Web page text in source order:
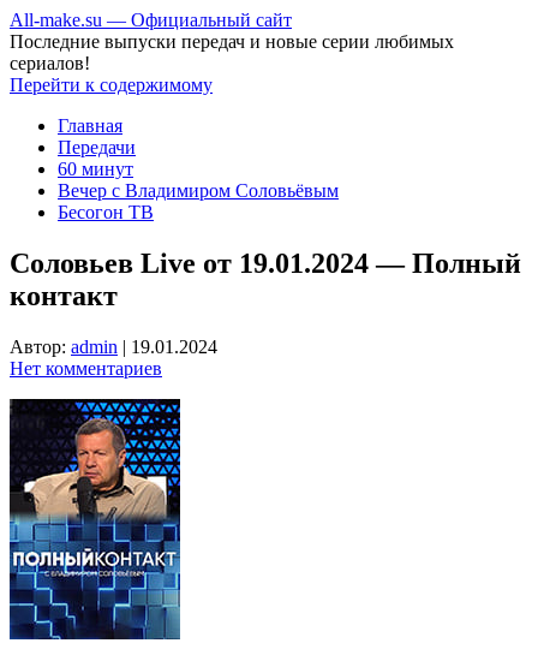
All-make.su — Официальный сайт
Последние выпуски передач и новые серии любимых
сериалов!
Перейти к содержимому
Главная
Передачи
60 минут
Вечер с Владимиром Соловьёвым
Бесогон ТВ
Соловьев Live от 19.01.2024 — Полный
контакт
Автор: admin | 19.01.2024
Нет комментариев